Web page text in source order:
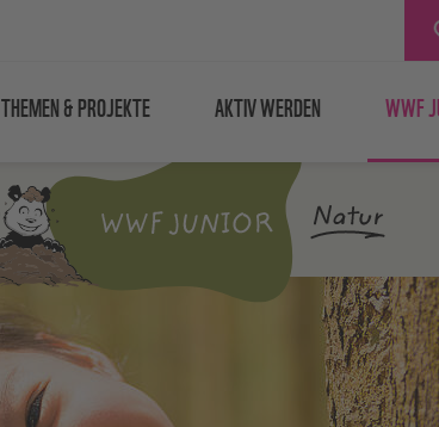
THEMEN & PROJEKTE AKTIV WERDEN WWF